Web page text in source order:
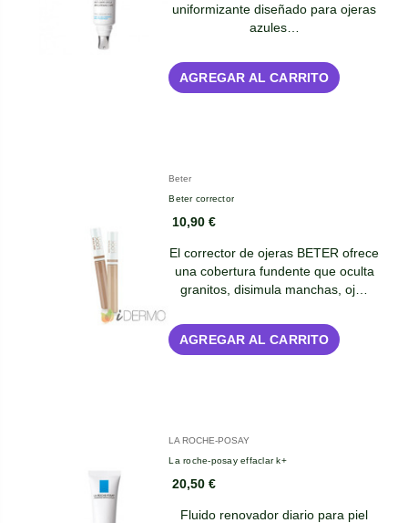
uniformizante diseñado para ojeras
azules…
AGREGAR AL CARRITO
Beter
Beter corrector
10,90 €
El corrector de ojeras BETER ofrece
una cobertura fundente que oculta
granitos, disimula manchas, oj…
AGREGAR AL CARRITO
LA ROCHE-POSAY
La roche-posay effaclar k+
20,50 €
Fluido renovador diario para piel